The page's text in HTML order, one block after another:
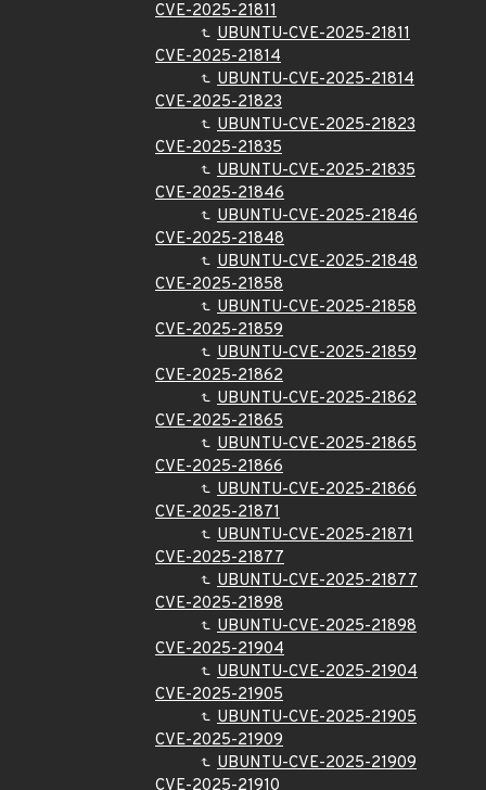
CVE-2025-21811
UBUNTU-CVE-2025-21811
CVE-2025-21814
UBUNTU-CVE-2025-21814
CVE-2025-21823
UBUNTU-CVE-2025-21823
CVE-2025-21835
UBUNTU-CVE-2025-21835
CVE-2025-21846
UBUNTU-CVE-2025-21846
CVE-2025-21848
UBUNTU-CVE-2025-21848
CVE-2025-21858
UBUNTU-CVE-2025-21858
CVE-2025-21859
UBUNTU-CVE-2025-21859
CVE-2025-21862
UBUNTU-CVE-2025-21862
CVE-2025-21865
UBUNTU-CVE-2025-21865
CVE-2025-21866
UBUNTU-CVE-2025-21866
CVE-2025-21871
UBUNTU-CVE-2025-21871
CVE-2025-21877
UBUNTU-CVE-2025-21877
CVE-2025-21898
UBUNTU-CVE-2025-21898
CVE-2025-21904
UBUNTU-CVE-2025-21904
CVE-2025-21905
UBUNTU-CVE-2025-21905
CVE-2025-21909
UBUNTU-CVE-2025-21909